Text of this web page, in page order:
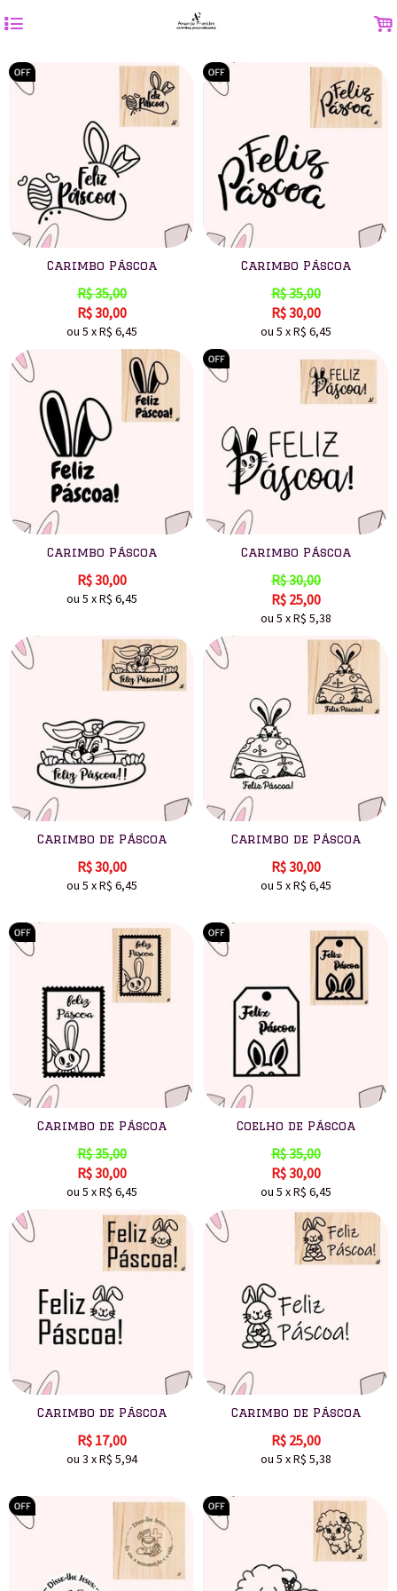
4 .
Carimbo Páscoa
R$35,00
R$30,00
ou 5 xR$ 6,45
Carimbo Páscoa
R$35,00
R$30,00
ou 5 xR$ 6,45
Carimbo Páscoa
R$30,00
ou 5 xR$ 6,45
Carimbo Páscoa
R$30,00
R$ 25,00
ou 5 xR$ 5,38
Carimbo de Páscoa
R$30,00
ou 5 xR$ 6,45
Carimbo de Páscoa
R$30,00
ou 5 xR$ 6,45
Carimbo de Páscoa
R$35,00
R$30,00
ou 5 xR$ 6,45
Coelho de Páscoa
R$35,00
R$30,00
ou 5 xR$ 6,45
Carimbo de Páscoa
R$ 17,00
ou 3 xR$ 5,94
Carimbo de Páscoa
R$ 25,00
ou 5 xR$ 5,38